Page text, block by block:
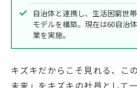
自治体と連携し、生活困窮世
モデルを構築。現在は60自治
業を実施。
キズキだからこそ見れる、こ
未来」をキズキの社員として